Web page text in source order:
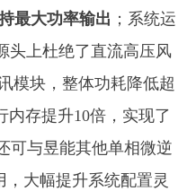
最大功率输出 ；系统运
头上杜绝了直流高压风
模块，整体功耗降低超
内存提升10倍，实现了
可与昱能其他单相微逆
，大幅提升系统配置灵